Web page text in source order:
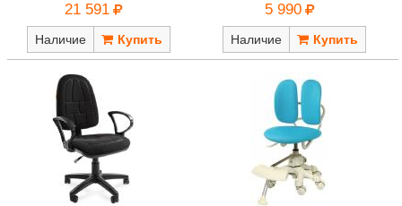
21 591
Наличие
5 990
Наличие